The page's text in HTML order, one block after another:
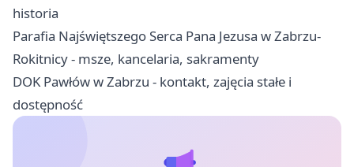
historia
Parafia Najświętszego Serca Pana Jezusa w Zabrzu-
Rokitnicy - msze, kancelaria, sakramenty
DOK Pawłów w Zabrzu - kontakt, zajęcia stałe i
dostępność